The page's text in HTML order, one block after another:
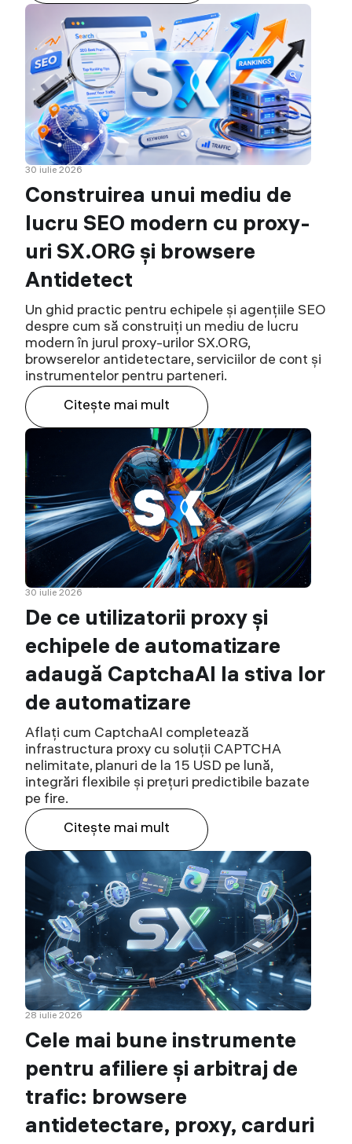
30 iulie 2026
Construirea unui mediu de
lucru SEO modern cu proxy-
uri SX.ORG și browsere
Antidetect
Un ghid practic pentru echipele și agențiile SEO
despre cum să construiți un mediu de lucru
modern în jurul proxy-urilor SX.ORG,
browserelor antidetectare, serviciilor de cont și
instrumentelor pentru parteneri.
Citeşte mai mult
30 iulie 2026
De ce utilizatorii proxy și
echipele de automatizare
adaugă CaptchaAI la stiva lor
de automatizare
Aflați cum CaptchaAI completează
infrastructura proxy cu soluții CAPTCHA
nelimitate, planuri de la 15 USD pe lună,
integrări flexibile și prețuri predictibile bazate
pe fire.
Citeşte mai mult
28 iulie 2026
Cele mai bune instrumente
pentru afiliere și arbitraj de
trafic: browsere
antidetectare, proxy, carduri